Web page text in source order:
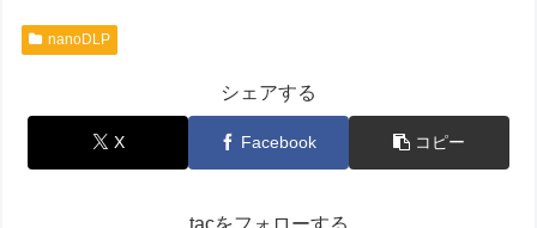
nanoDLP
シェアする
X Facebook コピー
tacをフォローする